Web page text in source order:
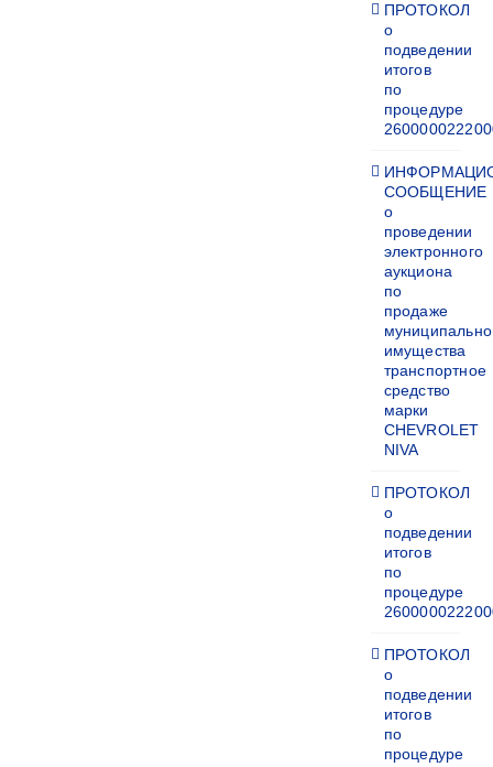
ПРОТОКОЛ
о
подведении
итогов
по
процедуре
СООБЩЕНИЕ
о
проведении
электронного
аукциона
по
продаже
имущества
транспортное
средство
марки
CHEVROLET
NIVA
ПРОТОКОЛ
о
подведении
итогов
по
процедуре
ПРОТОКОЛ
о
подведении
итогов
по
процедуре